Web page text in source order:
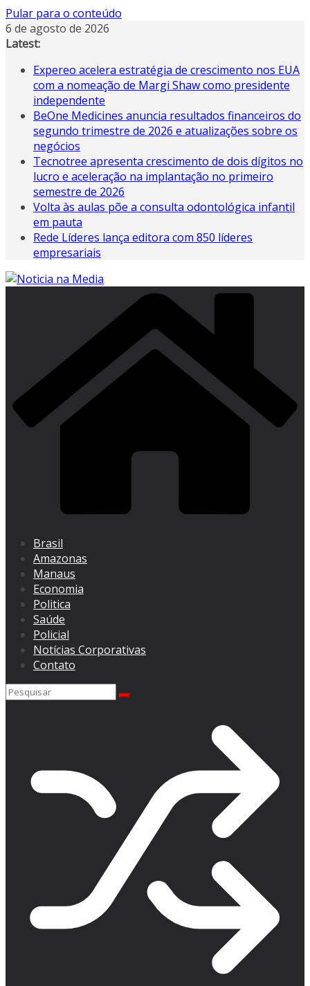
Pular para o conteúdo
6 de agosto de 2026
Latest:
Expereo acelera estratégia de crescimento nos EUA
com a nomeação de Margi Shaw como presidente
independente
BeOne Medicines anuncia resultados financeiros do
segundo trimestre de 2026 e atualizações sobre os
negócios
Tecnotree apresenta crescimento de dois dígitos no
lucro e aceleração na implantação no primeiro
semestre de 2026
Volta às aulas põe a consulta odontológica infantil
em pauta
Rede Líderes lança editora com 850 líderes
empresariais
Brasil
Amazonas
Manaus
Economia
Politica
Saúde
Policial
Notícias Corporativas
Contato